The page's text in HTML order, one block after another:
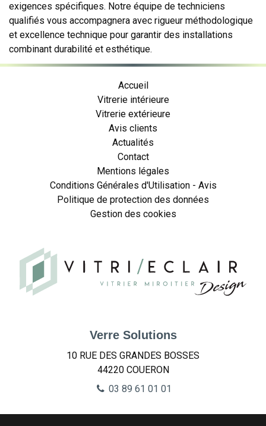
exigences spécifiques. Notre équipe de techniciens
qualifiés vous accompagnera avec rigueur méthodologique
et excellence technique pour garantir des installations
combinant durabilité et esthétique.
Accueil
Vitrerie intérieure
Vitrerie extérieure
Avis clients
Actualités
Contact
Mentions légales
Conditions Générales d'Utilisation - Avis
Politique de protection des données
Gestion des cookies
Verre Solutions
10 RUE DES GRANDES BOSSES
44220 COUERON
03 89 61 01 01